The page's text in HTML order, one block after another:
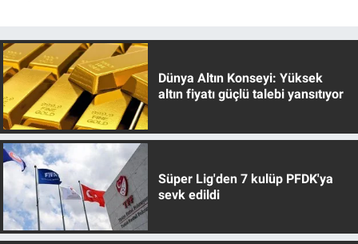
Dünya Altın Konseyi: Yüksek
altın fiyatı güçlü talebi yansıtıyor
Süper Lig'den 7 kulüp PFDK'ya
sevk edildi